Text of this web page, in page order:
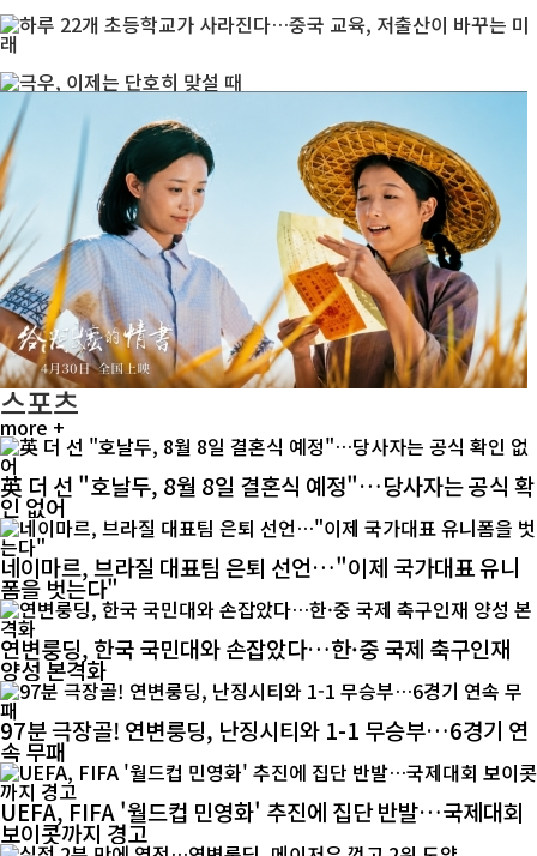
스포츠
more +
英 더 선 "호날두, 8월 8일 결혼식 예정"…당사자는 공식 확
인 없어
네이마르, 브라질 대표팀 은퇴 선언…"이제 국가대표 유니
폼을 벗는다"
연변룽딩, 한국 국민대와 손잡았다…한·중 국제 축구인재
양성 본격화
97분 극장골! 연변룽딩, 난징시티와 1-1 무승부…6경기 연
속 무패
UEFA, FIFA '월드컵 민영화' 추진에 집단 반발…국제대회
보이콧까지 경고